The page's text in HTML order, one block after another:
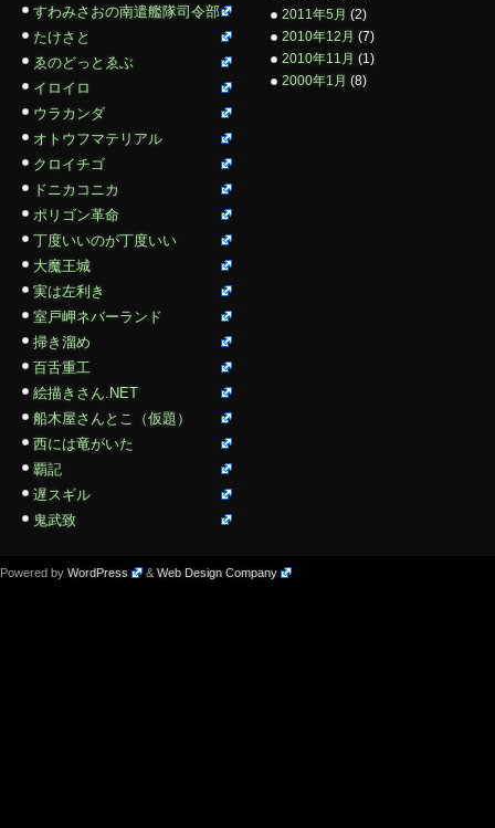
すわみさおの南遣艦隊司令部
たけさと
ゑのどっとゑぶ
イロイロ
ウラカンダ
オトウフマテリアル
クロイチゴ
ドニカコニカ
ポリゴン革命
丁度いいのが丁度いい
大魔王城
実は左利き
室戸岬ネバーランド
掃き溜め
百舌重工
絵描きさん.NET
船木屋さんとこ（仮題）
西には竜がいた
覇記
遅スギル
鬼武致
2011年5月 (2)
2010年12月 (7)
2010年11月 (1)
2000年1月 (8)
Powered by WordPress & Web Design Company